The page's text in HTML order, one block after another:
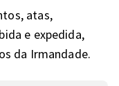
atas,
e expedida,
da Irmandade.